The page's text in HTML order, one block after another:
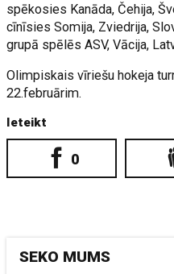
spēkosies Kanāda, Čehija,
cīnīsies Somija, Zviedrija,
grupā spēlēs ASV, Vācija,
Olimpiskais vīriešu hokeja
22.februārim.
Ieteikt
0
SEKO MUMS